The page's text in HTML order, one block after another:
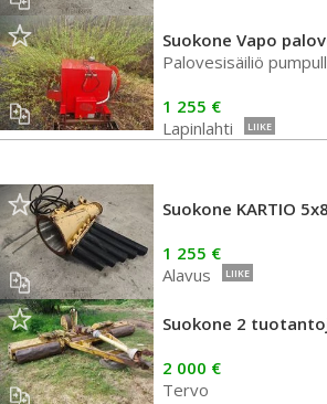
Suokone Vapo
Palovesisäiliö
1 255 €
Lapinlahti
LIIKE
Suokone KARTIO
1 255 €
Alavus
LIIKE
Suokone 2
2 000 €
Tervo